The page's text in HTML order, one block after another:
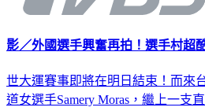
影／外國選手興奮再拍！選手村
世大運賽事即將在明日結束！而來
道女選手Samery Moras，繼上一支